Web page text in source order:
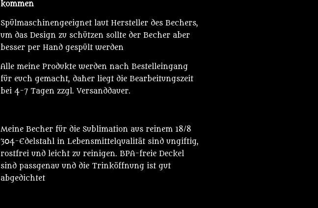
kommen
Spülmaschinengeeignet laut Hersteller des Bechers,
um das Design zu schützen sollte der Becher aber
besser per Hand gespült werden
Alle meine Produkte werden nach Bestelleingang
für euch gemacht, daher liegt die Bearbeitungszeit
bei 4-7 Tagen zzgl. Versanddauer.
Meine Becher für die Sublimation aus reinem 18/8
304-Edelstahl in Lebensmittelqualität sind ungiftig,
rostfrei und leicht zu reinigen. BPA-freie Deckel
sind passgenau und die Trinköffnung ist gut
abgedichtet